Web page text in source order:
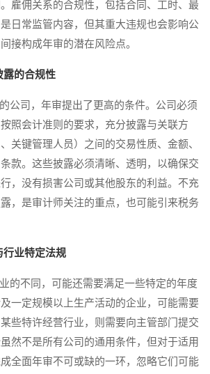
雇佣关系的合规性，包括合同、工时、最
日常监管内容，但其重大违规也会影响公
接构成年审的潜在风险点。
露的合规性
司，年审提出了更高的条件。公司必须
照会计准则的要求，充分披露与关联方
关键管理人员）之间的交易性质、金额、
款。这些披露必须清晰、透明，以确保交
，没有损害公司或其他股东的利益。不充
，是审计师关注的重点，也可能引来税务
行业特定法规
不同，可能还需要满足一些特定的年度
一定规模以上生产活动的企业，可能需要
些特许经营行业，则需要向主管部门提交
然不是所有公司的通用条件，但对于适用
全面年审不可或缺的一环，忽略它们可能